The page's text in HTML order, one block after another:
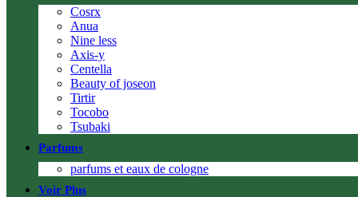
Cosrx
Anua
Nine less
Axis-y
Centella
Beauty of joseon
Tirtir
Tocobo
Tsubaki
Parfums
parfums et eaux de cologne
Voir Plus